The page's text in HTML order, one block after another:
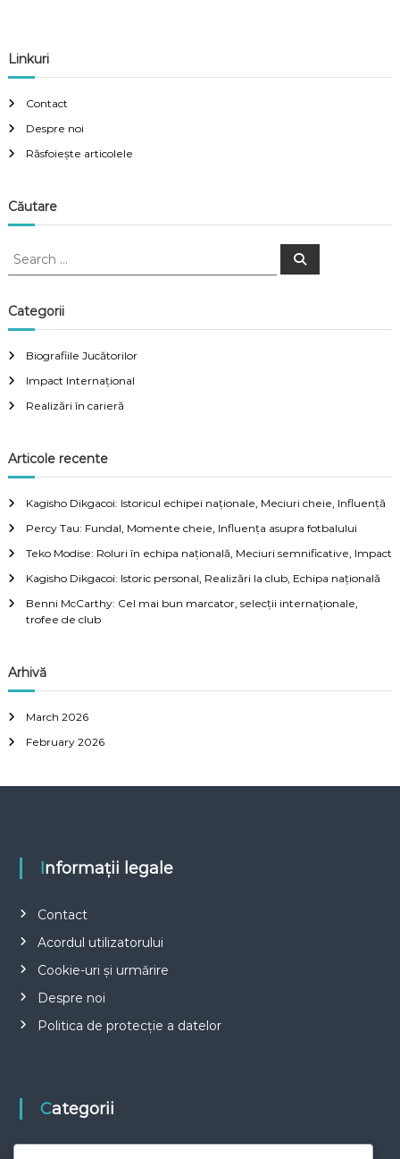
Linkuri
Contact
Despre noi
Răsfoiește articolele
Căutare
S
r
c
f
o
r
S
Categorii
Biografiile Jucătorilor
Impact Internațional
Realizări în carieră
Articole recente
Kagisho Dikgacoi: Istoricul echipei naționale, Meciuri cheie, Influență
Percy Tau: Fundal, Momente cheie, Influența asupra fotbalului
Teko Modise: Roluri în echipa națională, Meciuri semnificative, Impact
Kagisho Dikgacoi: Istoric personal, Realizări la club, Echipa națională
Benni McCarthy: Cel mai bun marcator, selecții internaționale,
trofee de club
Arhivă
March 2026
February 2026
Informații legale
Contact
Acordul utilizatorului
Cookie-uri și urmărire
Despre noi
Politica de protecție a datelor
Categorii